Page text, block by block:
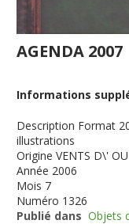
AGENDA 2007
Informations
Description Format
illustrations
Origine VENTS D\'
Année 2006
Mois 7
Numéro 1326
Publié dans Objets